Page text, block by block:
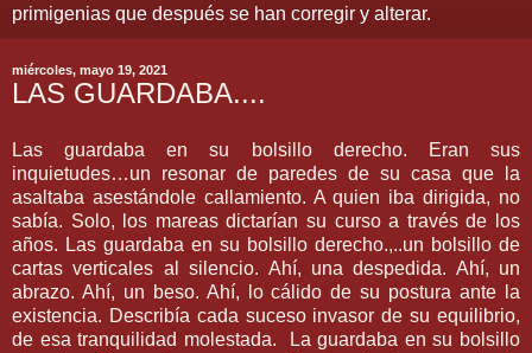
primigenias que después se han corregir y alterar.
miércoles, mayo 19, 2021
LAS GUARDABA....
Las guardaba en su bolsillo derecho. Eran sus
inquietudes…un resonar de paredes de su casa que la
asaltaba asestándole callamiento. A quien iba dirigida, no
sabía. Solo, los mareas dictarían su curso a través de los
años. Las guardaba en su bolsillo derecho.,..un bolsillo de
cartas verticales al silencio. Ahí, una despedida. Ahí, un
abrazo. Ahí, un beso. Ahí, lo cálido de su postura ante la
existencia. Describía cada suceso invasor de su equilibrio,
de esa tranquilidad molestada.
La guardaba en su bolsillo